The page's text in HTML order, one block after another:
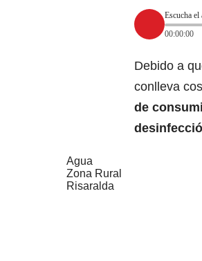
Escucha el
00:00:00
Debido a
conlleva
de
Agua
Zona Rural
Risaralda